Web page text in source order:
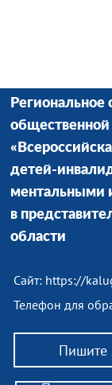
общественной
детей-
ментальными
в
области
Сайт: https://
Телефон для
Пишите